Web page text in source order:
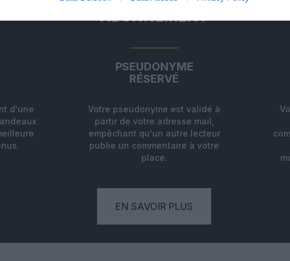
ABONNEMENT
d'une
PSEUDONYME
RÉSERVÉ
Votre pseudonyme est validé à
partir de votre adresse mail,
empêchant qu'un autre lecteur
publie un commentaire à votre
place.
EN SAVOIR PLUS